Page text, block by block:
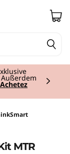
Achetez
MTR